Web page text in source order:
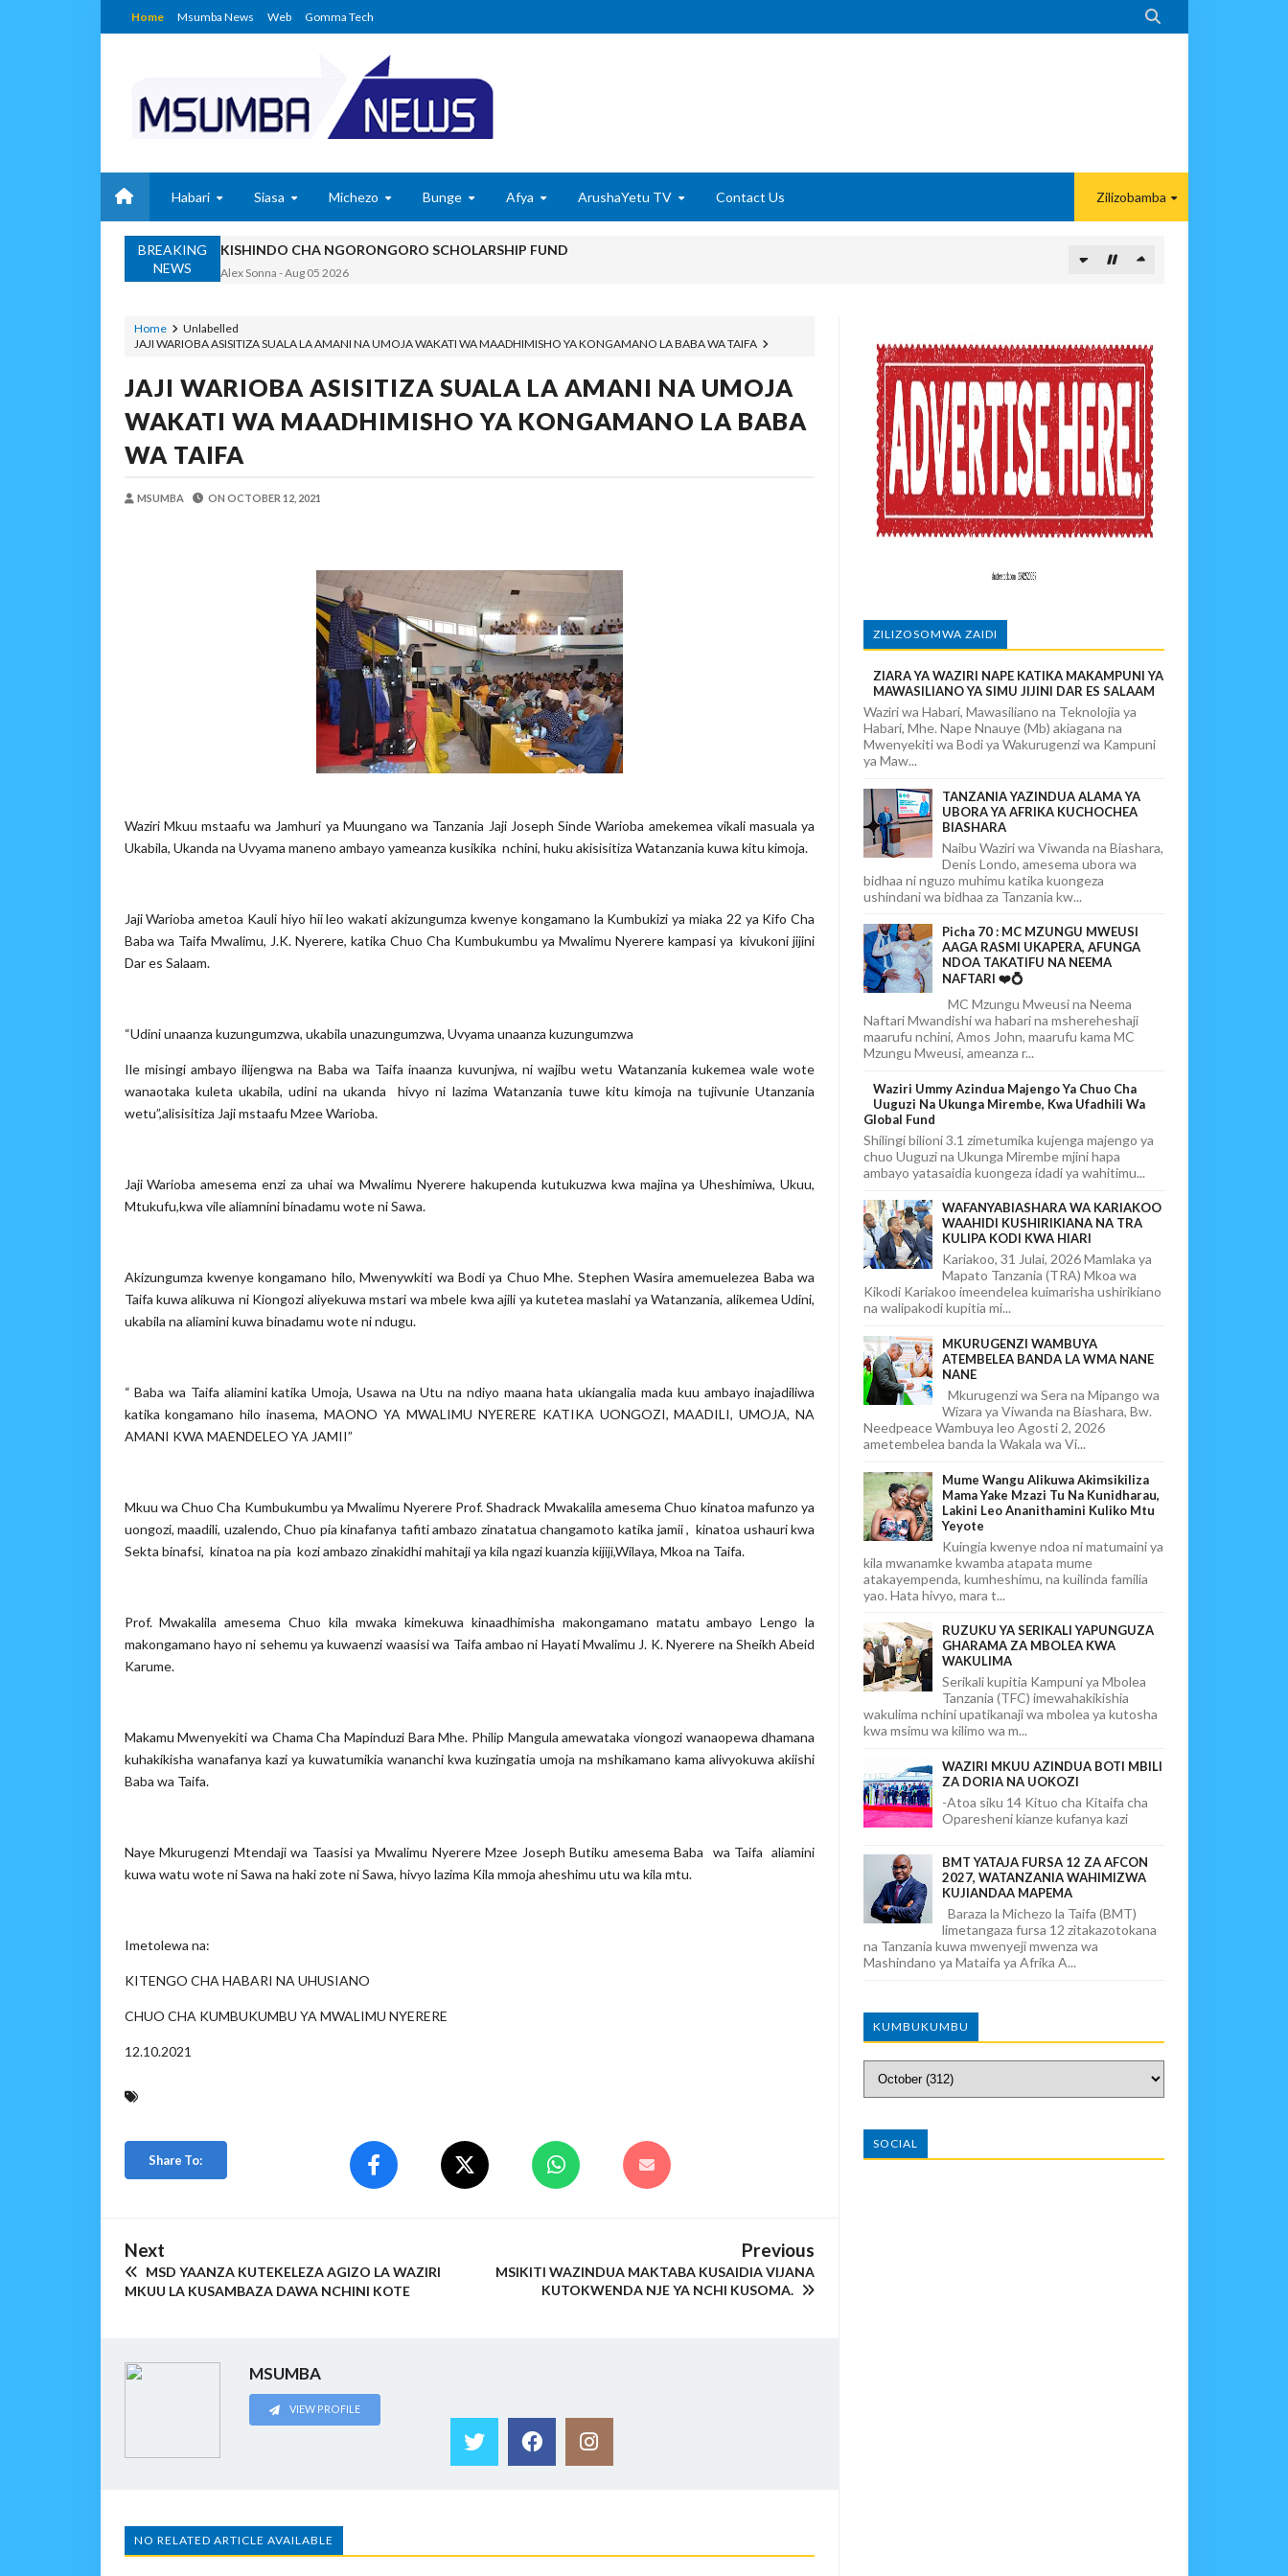
Home Msumba News Web Gomma Tech 
Habari Siasa Michezo Bunge Afya ArushaYetu TV Contact Us Zilizobamba
BREAKING
NEWS
KISHINDO CHA NGORONGORO SCHOLARSHIP FUND
Alex Sonna -Aug 05 2026
TANZANIA KUNUFAIKA NA SH. BILIONI 10 ZA BIASHARA YA KABONI
TIRDO YAFICHUA FURSA ZA BIASHARA KUPITIA UCHAKATAJI WA MAZAO
OSCAR ASSENGA-Aug 05 2026
Alex Sonna
BARRICK NORTH MARA YAZIDI KUBORESHA MAISHA YA WANANCHI TARIME KUPITIA UTEKELEZAJI WA MKAKATI ENDELEVU
WAKULIMA, WAFUGAJI, WAVUVI WAPONGEZWA KWA KUCHANGIA UTOSHELEVU WA CHAKULA NCHINI
Shamba Langu La Hekari Kumi Lilikuwa Halitoi Mavuno Hata Kidogo Wakati La Jirani Likistawi, Mpaka Laana Ya Ardhi Ilipondolewa
-Aug 05 2026
Mume Wangu Alipoteza Hamu Na Mimi Na Kuanza Kutumia Pesa Zote Nje, Mpaka Dawa Ya Mvuto Na Mahaba Iliporudisha Heshima
-Aug 05 2026
WMA YAENDELEA KUTOA ELIMU YA VIPIMO SAHIHI NANENANE DODOMA
MSUMBA -Aug 05 2026
Home
Unlabelled
JAJI WARIOBA ASISITIZA SUALA LA AMANI NA UMOJA WAKATI WA MAADHIMISHO YA KONGAMANO LA BABA WA TAIFA
JAJI WARIOBA ASISITIZA SUALA LA AMANI NA UMOJA
WAKATI WA MAADHIMISHO YA KONGAMANO LA BABA
WA TAIFA
MSUMBA ON OCTOBER 12, 2021
Waziri Mkuu mstaafu wa Jamhuri ya Muungano wa Tanzania Jaji Joseph Sinde Warioba amekemea vikali masuala ya
Ukabila, Ukanda na Uvyama maneno ambayo yameanza kusikika nchini, huku akisisitiza Watanzania kuwa kitu kimoja.
Jaji Warioba ametoa Kauli hiyo hii leo wakati akizungumza kwenye kongamano la Kumbukizi ya miaka 22 ya Kifo Cha
Baba wa Taifa Mwalimu, J.K. Nyerere, katika Chuo Cha Kumbukumbu ya Mwalimu Nyerere kampasi ya kivukoni jijini
Dar es Salaam.
“Udini unaanza kuzungumzwa, ukabila unazungumzwa, Uvyama unaanza kuzungumzwa
Ile misingi ambayo ilijengwa na Baba wa Taifa inaanza kuvunjwa, ni wajibu wetu Watanzania kukemea wale wote
wanaotaka kuleta ukabila, udini na ukanda hivyo ni lazima Watanzania tuwe kitu kimoja na tujivunie Utanzania
wetu”,alisisitiza Jaji mstaafu Mzee Warioba.
Jaji Warioba amesema enzi za uhai wa Mwalimu Nyerere hakupenda kutukuzwa kwa majina ya Uheshimiwa, Ukuu,
Mtukufu,kwa vile aliamnini binadamu wote ni Sawa.
Akizungumza kwenye kongamano hilo, Mwenywkiti wa Bodi ya Chuo Mhe. Stephen Wasira amemuelezea Baba wa
Taifa kuwa alikuwa ni Kiongozi aliyekuwa mstari wa mbele kwa ajili ya kutetea maslahi ya Watanzania, alikemea Udini,
ukabila na aliamini kuwa binadamu wote ni ndugu.
“ Baba wa Taifa aliamini katika Umoja, Usawa na Utu na ndiyo maana hata ukiangalia mada kuu ambayo inajadiliwa
katika kongamano hilo inasema, MAONO YA MWALIMU NYERERE KATIKA UONGOZI, MAADILI, UMOJA, NA
AMANI KWA MAENDELEO YA JAMII”
Mkuu wa Chuo Cha Kumbukumbu ya Mwalimu Nyerere Prof. Shadrack Mwakalila amesema Chuo kinatoa mafunzo ya
uongozi, maadili, uzalendo, Chuo pia kinafanya tafiti ambazo zinatatua changamoto katika jamii , kinatoa ushauri kwa
Sekta binafsi, kinatoa na pia kozi ambazo zinakidhi mahitaji ya kila ngazi kuanzia kijiji,Wilaya, Mkoa na Taifa.
Prof. Mwakalila amesema Chuo kila mwaka kimekuwa kinaadhimisha makongamano matatu ambayo Lengo la
makongamano hayo ni sehemu ya kuwaenzi waasisi wa Taifa ambao ni Hayati Mwalimu J. K. Nyerere na Sheikh Abeid
Karume.
Makamu Mwenyekiti wa Chama Cha Mapinduzi Bara Mhe. Philip Mangula amewataka viongozi wanaopewa dhamana
kuhakikisha wanafanya kazi ya kuwatumikia wananchi kwa kuzingatia umoja na mshikamano kama alivyokuwa akiishi
Baba wa Taifa.
Naye Mkurugenzi Mtendaji wa Taasisi ya Mwalimu Nyerere Mzee Joseph Butiku amesema Baba wa Taifa aliamini
kuwa watu wote ni Sawa na haki zote ni Sawa, hivyo lazima Kila mmoja aheshimu utu wa kila mtu.
Imetolewa na:
KITENGO CHA HABARI NA UHUSIANO
CHUO CHA KUMBUKUMBU YA MWALIMU NYERERE
12.10.2021
Share To:
Next
MSD YAANZA KUTEKELEZA AGIZO LA WAZIRI
MKUU LA KUSAMBAZA DAWA NCHINI KOTE
Previous
MSIKITI WAZINDUA MAKTABA KUSAIDIA VIJANA
KUTOKWENDA NJE YA NCHI KUSOMA.
MSUMBA
VIEW PROFILE
NO RELATED ARTICLE AVAILABLE
ZILIZOSOMWA ZAIDI
ZIARA YA WAZIRI NAPE KATIKA MAKAMPUNI YA
MAWASILIANO YA SIMU JIJINI DAR ES SALAAM
Waziri wa Habari, Mawasiliano na Teknolojia ya
Habari, Mhe. Nape Nnauye (Mb) akiagana na
Mwenyekiti wa Bodi ya Wakurugenzi wa Kampuni
ya Maw...
TANZANIA YAZINDUA ALAMA YA
UBORA YA AFRIKA KUCHOCHEA
BIASHARA
Naibu Waziri wa Viwanda na Biashara,
Denis Londo, amesema ubora wa
bidhaa ni nguzo muhimu katika kuongeza
ushindani wa bidhaa za Tanzania kw...
Picha 70 : MC MZUNGU MWEUSI
AAGA RASMI UKAPERA, AFUNGA
NDOA TAKATIFU NA NEEMA
NAFTARI ❤️💍
MC Mzungu Mweusi na Neema
Naftari Mwandishi wa habari na mshereheshaji
maarufu nchini, Amos John, maarufu kama MC
Mzungu Mweusi, ameanza r...
Waziri Ummy Azindua Majengo Ya Chuo Cha
Uuguzi Na Ukunga Mirembe, Kwa Ufadhili Wa
Global Fund
Shilingi bilioni 3.1 zimetumika kujenga majengo ya
chuo Uuguzi na Ukunga Mirembe mjini hapa
ambayo yatasaidia kuongeza idadi ya wahitimu...
WAFANYABIASHARA WA KARIAKOO
WAAHIDI KUSHIRIKIANA NA TRA
KULIPA KODI KWA HIARI
Kariakoo, 31 Julai, 2026 Mamlaka ya
Mapato Tanzania (TRA) Mkoa wa
Kikodi Kariakoo imeendelea kuimarisha ushirikiano
na walipakodi kupitia mi...
MKURUGENZI WAMBUYA
ATEMBELEA BANDA LA WMA NANE
NANE
Mkurugenzi wa Sera na Mipango wa
Wizara ya Viwanda na Biashara, Bw.
Needpeace Wambuya leo Agosti 2, 2026
ametembelea banda la Wakala wa Vi...
Mume Wangu Alikuwa Akimsikiliza
Mama Yake Mzazi Tu Na Kunidharau,
Lakini Leo Ananithamini Kuliko Mtu
Yeyote
Kuingia kwenye ndoa ni matumaini ya
kila mwanamke kwamba atapata mume
atakayempenda, kumheshimu, na kuilinda familia
yao. Hata hivyo, mara t...
RUZUKU YA SERIKALI YAPUNGUZA
GHARAMA ZA MBOLEA KWA
WAKULIMA
Serikali kupitia Kampuni ya Mbolea
Tanzania (TFC) imewahakikishia
wakulima nchini upatikanaji wa mbolea ya kutosha
kwa msimu wa kilimo wa m...
WAZIRI MKUU AZINDUA BOTI MBILI
ZA DORIA NA UOKOZI
-Atoa siku 14 Kituo cha Kitaifa cha
Oparesheni kianze kufanya kazi
BMT YATAJA FURSA 12 ZA AFCON
2027, WATANZANIA WAHIMIZWA
KUJIANDAA MAPEMA
Baraza la Michezo la Taifa (BMT)
limetangaza fursa 12 zitakazotokana
na Tanzania kuwa mwenyeji mwenza wa
Mashindano ya Mataifa ya Afrika A...
KUMBUKUMBU
SOCIAL